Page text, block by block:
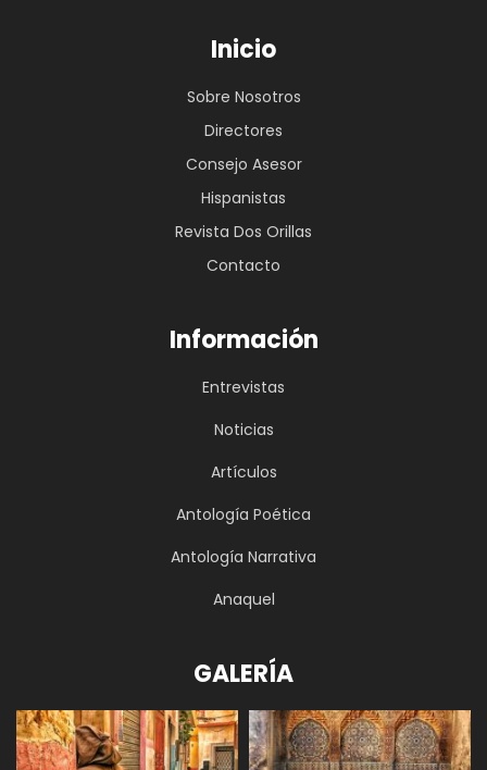
Inicio
Sobre Nosotros
Directores
Consejo Asesor
Hispanistas
Revista Dos Orillas
Contacto
Información
Entrevistas
Noticias
Artículos
Antología Poética
Antología Narrativa
Anaquel
GALERÍA